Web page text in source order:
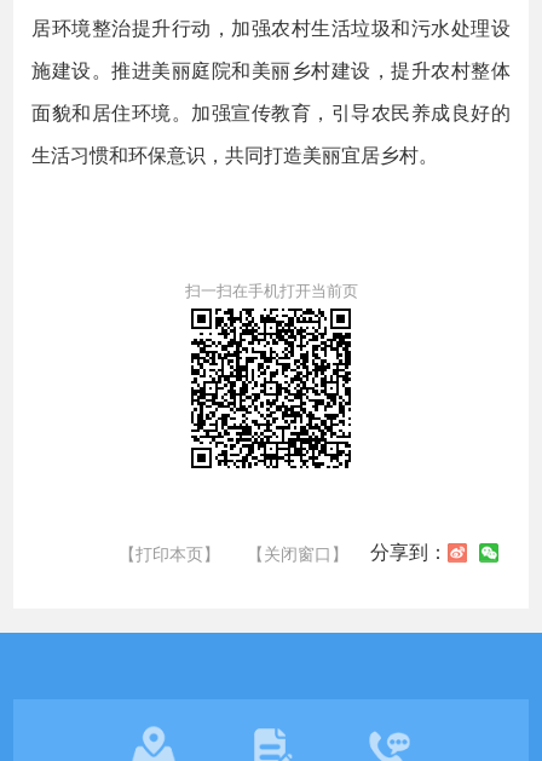
居环境整治提升行动，加强农村生活垃圾和污水处理设
施建设。推进美丽庭院和美丽乡村建设，提升农村整体
面貌和居住环境。加强宣传教育，引导农民养成良好的
生活习惯和环保意识，共同打造美丽宜居乡村。
扫一扫在手机打开当前页
【打印本页】 【关闭窗口】 分享到：